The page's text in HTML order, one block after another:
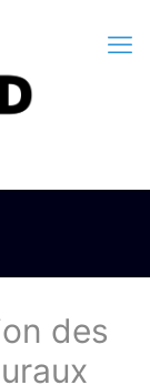
des